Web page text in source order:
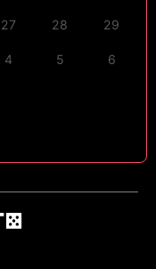
27 28 29
4 5 6